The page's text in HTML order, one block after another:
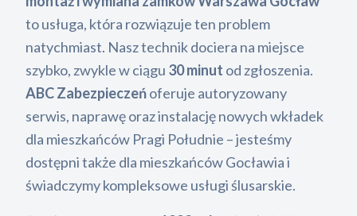
to usługa, która rozwiązuje ten problem
natychmiast. Nasz technik dociera na miejsce
szybko, zwykle w ciągu 30 minut od zgłoszenia.
ABC Zabezpieczeńoferuje autoryzowany
serwis, naprawę oraz instalację nowych wkładek
dla mieszkańców Pragi Południe – jesteśmy
dostępni także dla mieszkańców Gocławia i
świadczymy kompleksowe usługi ślusarskie.